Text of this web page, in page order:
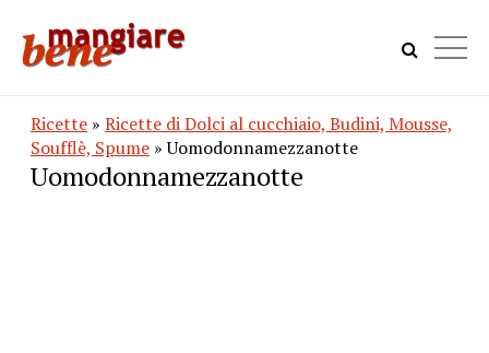
Ricette » Ricette di Dolci al cucchiaio, Budini, Mousse,
Soufflè, Spume » Uomodonnamezzanotte
Uomodonnamezzanotte